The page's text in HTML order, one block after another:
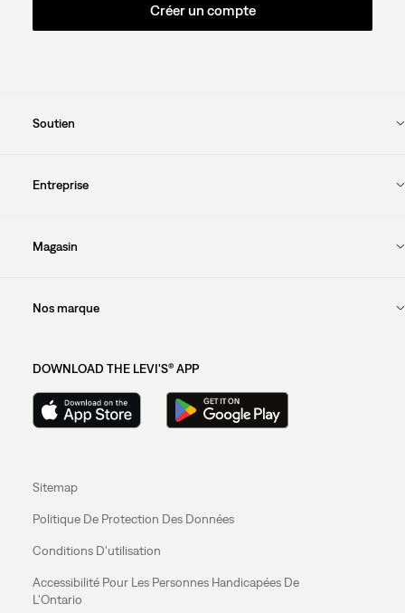
Créer un compte
Soutien
Entreprise
Magasin
Nos marque
DOWNLOAD THE LEVI'S® APP
Sitemap
Politique De Protection Des Données
Conditions D'utilisation
Accessibilité Pour Les Personnes Handicapées De
L'Ontario